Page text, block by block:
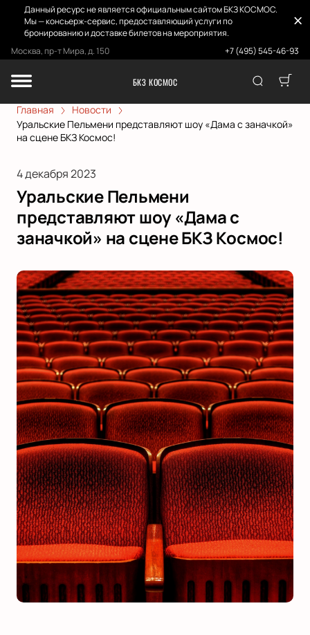
Данный ресурс не является официальным сайтом БКЗ КОСМОС.
Мы — консьерж-сервис, предоставляющий услуги по
бронированию и доставке билетов на мероприятия.
Москва, пр-т Мира, д. 150
+7 (495) 545-46-93
БКЗ КОСМОС
Главная
Новости
Уральские Пельмени представляют шоу «Дама с заначкой»
на сцене БКЗ Космос!
4 декабря 2023
Уральские Пельмени
представляют шоу «Дама с
заначкой» на сцене БКЗ Космос!